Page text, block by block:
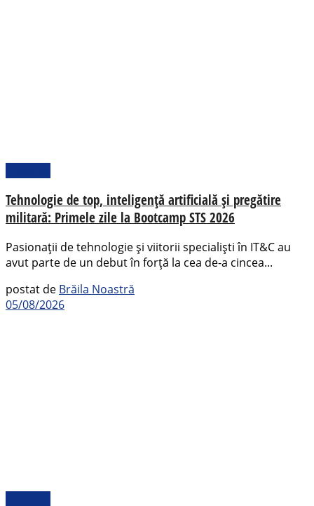
Tehnologie de top, inteligență artificială și pregătire
militară: Primele zile la Bootcamp STS 2026
Pasionații de tehnologie și viitorii specialiști în IT&C au
avut parte de un debut în forță la cea de-a cincea...
postat de Brăila Noastră
05/08/2026